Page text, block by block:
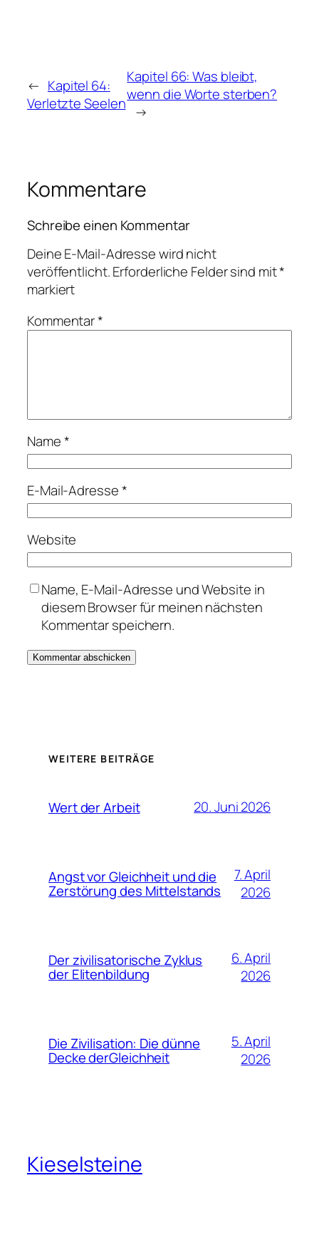
← Kapitel 64:
Verletzte Seelen
Kapitel 66: Was bleibt,
wenn die Worte sterben?
→
Kommentare
Schreibe einen Kommentar
Deine E-Mail-Adresse wird nicht
veröffentlicht.Erforderliche Felder sind mit*
markiert
Kommentar*
Name*
E-Mail-Adresse*
Website
Name, E-Mail-Adresse und Website in
diesem Browser für meinen nächsten
Kommentar speichern.
WEITERE BEITRÄGE
Wert der Arbeit 20. Juni 2026
Angst vor Gleichheit und die
Zerstörung des Mittelstands
7. April
2026
Der zivilisatorische Zyklus
der Elitenbildung
6. April
2026
Die Zivilisation: Die dünne
Decke derGleichheit
5. April
2026
Kieselsteine